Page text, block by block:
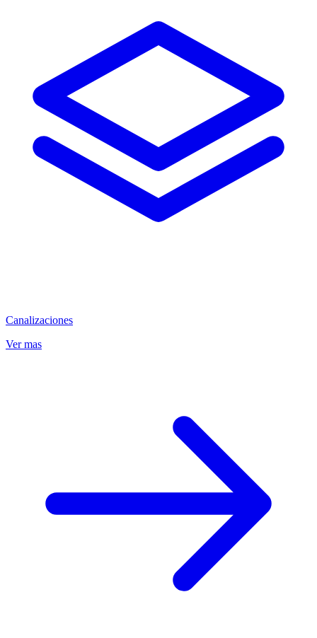
Canalizaciones
Ver mas